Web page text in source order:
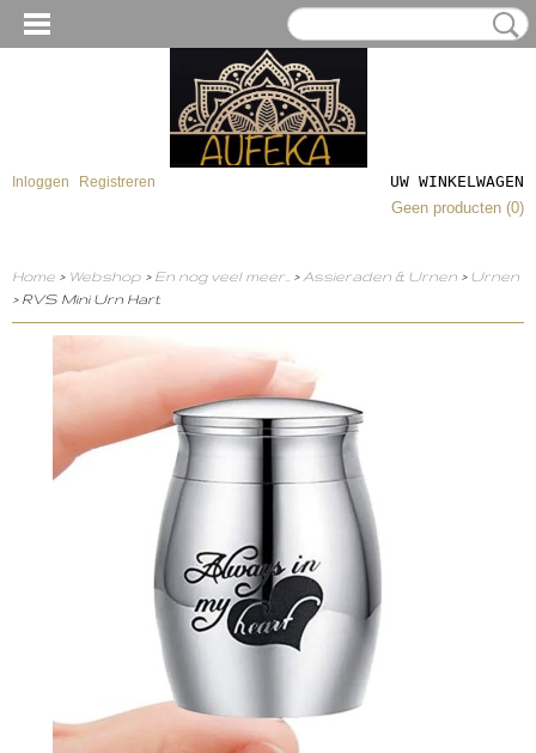
Inloggen Registreren
UW WINKELWAGEN
Geen producten (0)
Home > Webshop > En nog veel meer.. > Assieraden & Urnen > Urnen
> RVS Mini Urn Hart